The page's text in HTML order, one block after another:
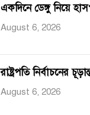
একদিনে ডেঙ্গু নিয়ে
August 6, 2026
রাষ্ট্রপতি নির্বাচনের
August 6, 2026